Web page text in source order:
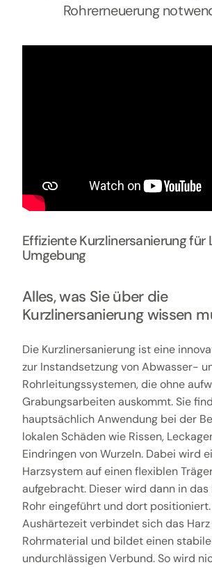
Rohrerneuerung
Effiziente Kurzlinersanierung für
Umgebung
Alles, was Sie über die
Kurzlinersanierung wissen
Die Kurzlinersanierung ist eine
zur Instandsetzung von Abwasser-
Rohrleitungssystemen, die ohne
Grabungsarbeiten auskommt. Sie
hauptsächlich Anwendung bei der
lokalen Schäden wie Rissen,
Eindringen von Wurzeln. Dabei wird
Harzsystem auf einen flexiblen
aufgebracht. Dieser wird dann in
Rohr eingeführt und dort
Aushärtezeit verbindet sich das
Rohrmaterial und bildet einen
undurchlässigen Verbund. So wird